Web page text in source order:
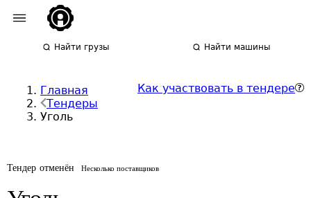
Найти грузы Найти машины
Главная
Тендеры
Уголь
Как участвовать в тендере
Тендер отменён Несколько поставщиков